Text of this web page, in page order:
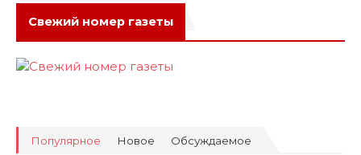
Свежий номер газеты
Популярное Новое Обсуждаемое